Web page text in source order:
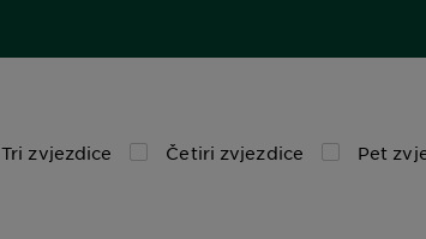
Tri zvjezdice Četiri zvjezdice Pet